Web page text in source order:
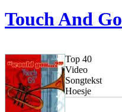
Touch And Go
Top 40
Video
Songtekst
Hoesje